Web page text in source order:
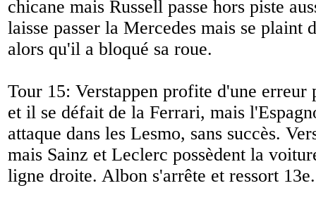
chicane mais Russell passe hors piste
laisse passer la Mercedes mais se plaint
alors qu'il a bloqué sa roue.
Tour 15: Verstappen profite d'une erreur
et il se défait de la Ferrari, mais
attaque dans les Lesmo, sans succès.
mais Sainz et Leclerc possèdent la
ligne droite. Albon s'arrête et ressort 13e.